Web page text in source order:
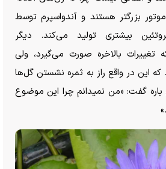
بزرگتر هستند و آندواسپرم توسط
بیشتری تولید می‌کند. دیگر
بالاخره صورت می‌گیرد، ولی
این در واقع راز به ثمره نشستن گل‌ها
باره گفت: «من نمیدانم چرا این موضوع